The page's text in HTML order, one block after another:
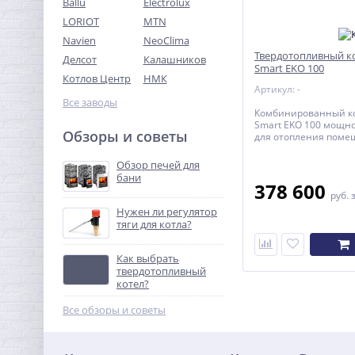
LORIOT
MTN
Navien
NeoClima
Делсот
Калашников
Котлов Центр
НМК
Все заводы
Обзоры и советы
Обзор печей для
бани
Нужен ли регулятор
тяги для котла?
Как выбрать
твердотопливный
котел?
Все обзоры и советы
Твердотопливный
Smart EKO 100
Артикул: -
Комбинированный
Smart EKO 100
для отопления
378 600 руб.